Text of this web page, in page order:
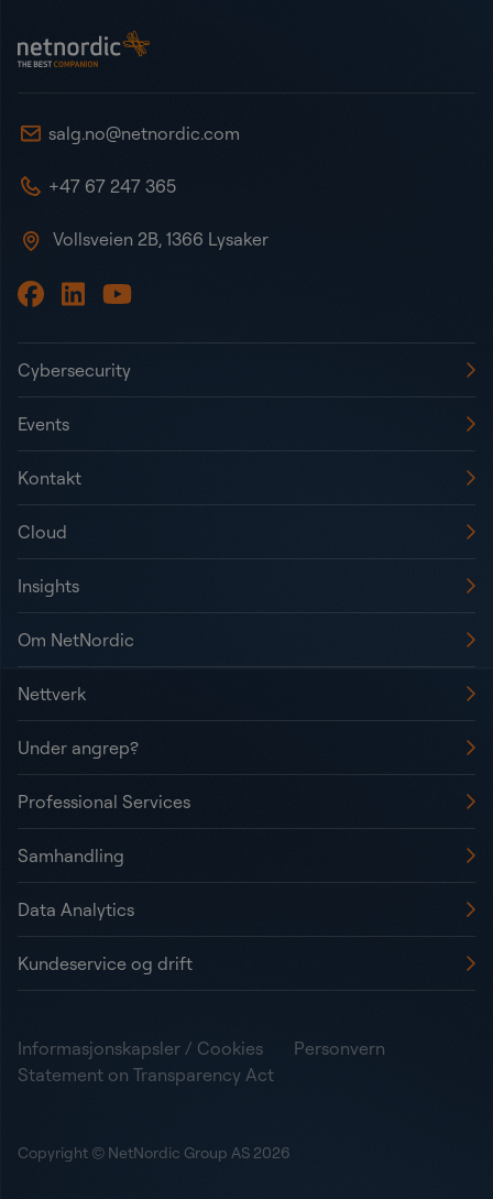
NetNordic Norway
salg.no@netnordic.com
+47 67 247 365
Vollsveien 2B, 1366 Lysaker
Cybersecurity
Events
Kontakt
Cloud
Insights
Om NetNordic
Nettverk
Under angrep?
Professional Services
Samhandling
Data Analytics
Kundeservice og drift
Informasjonskapsler / Cookies
Personvern
Statement on Transparency Act
Copyright © NetNordic Group AS 2026